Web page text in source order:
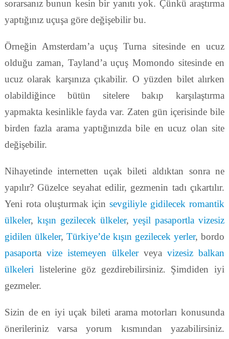
sorarsanız bunun kesin bir yanıtı yok. Çünkü araştırma
yaptığınız uçuşa göre değişebilir bu.
Örneğin Amsterdam’a uçuş Turna sitesinde en ucuz
olduğu zaman, Tayland’a uçuş Momondo sitesinde en
ucuz olarak karşınıza çıkabilir. O yüzden bilet alırken
olabildiğince bütün sitelere bakıp karşılaştırma
yapmakta kesinlikle fayda var. Zaten gün içerisinde bile
birden fazla arama yaptığınızda bile en ucuz olan site
değişebilir.
Nihayetinde internetten uçak bileti aldıktan sonra ne
yapılır? Güzelce seyahat edilir, gezmenin tadı çıkartılır.
Yeni rota oluşturmak içinsevgiliyle gidilecek romantik
ülkeler, kışın gezilecek ülkeler,yeşil pasaportla vizesiz
gidilen ülkeler, Türkiye’de kışın gezilecek yerler, bordo
pasaportavize istemeyen ülkelerveya vizesiz balkan
ülkelerilistelerine göz gezdirebilirsiniz. Şimdiden iyi
gezmeler.
Sizin de en iyi uçak bileti arama motorları konusunda
önerileriniz varsa yorum kısmından yazabilirsiniz.